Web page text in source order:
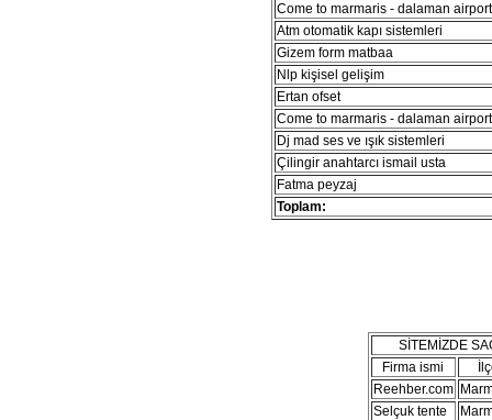
Come to marmaris - dalaman
Atm otomatik kapı sistemleri
Gizem form matbaa
Nlp kişisel gelişim
Ertan ofset
Come to marmaris - dalaman
Dj mad ses ve ışık sistemleri
Çilingir anahtarcı ismail usta
Fatma peyzaj
Toplam:
SİTEMİZDE
Firma ismi
Reehber.com
Selçuk tente